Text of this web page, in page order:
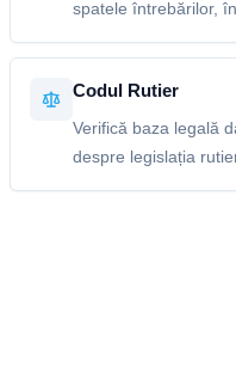
spatele întrebărilor,
Codul Rutier
Verifică baza legală
despre legislația